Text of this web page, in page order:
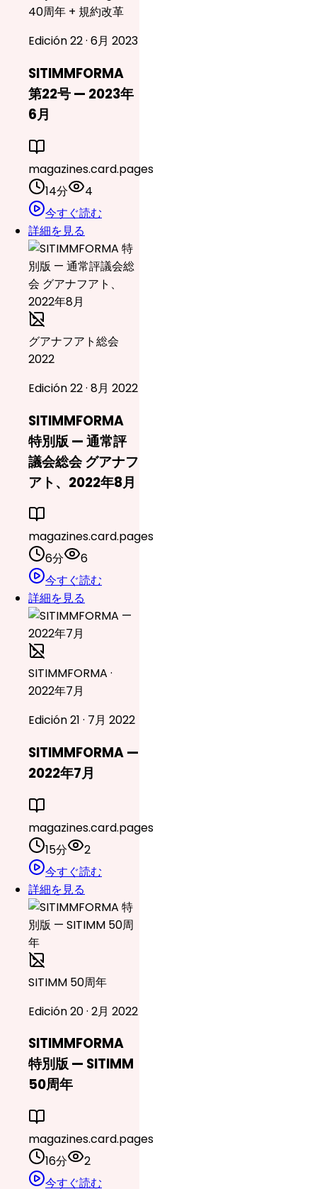
40周年 + 規約改革
Edición 22 · 6月 2023
SITIMMFORMA
第22号 — 2023年
6月
magazines.card.pages
14分
4
今すぐ読む
詳細を見る
グアナフアト総会
2022
Edición 22 · 8月 2022
SITIMMFORMA
特別版 — 通常評
議会総会 グアナフ
アト、2022年8月
magazines.card.pages
6分
6
今すぐ読む
詳細を見る
SITIMMFORMA ·
2022年7月
Edición 21 · 7月 2022
SITIMMFORMA —
2022年7月
magazines.card.pages
15分
2
今すぐ読む
詳細を見る
SITIMM 50周年
Edición 20 · 2月 2022
SITIMMFORMA
特別版 — SITIMM
50周年
magazines.card.pages
16分
2
今すぐ読む